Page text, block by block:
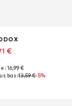
€
XS, S, M, L, XL
: 16,99 €
bas :13,59 €-5%